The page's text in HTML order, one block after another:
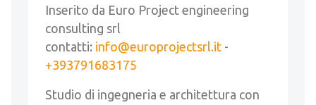
Inserito da Euro Project engineering
consulting srl
contatti: info@europrojectsrl.it -
+393791683175
Studio di ingegneria e architettura con